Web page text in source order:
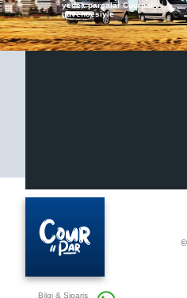
Otomobil, Suv, arazi
gerekli sarf
3D baskı teknolojisiyle üretiyor,
yedek parçalar Courpar
güvencesiyle
Bilgi & Sipariş